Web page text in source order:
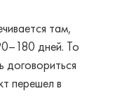
там,
дней. То
договориться
перешел в